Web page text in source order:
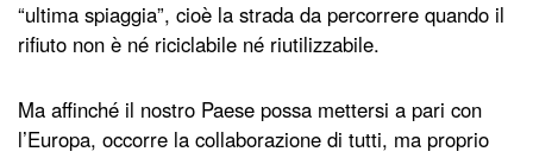
“ultima spiaggia”, cioè la strada da percorrere quando il
rifiuto non è né riciclabile né riutilizzabile.
Ma affinché il nostro Paese possa mettersi a pari con
l’Europa, occorre la collaborazione di tutti, ma proprio